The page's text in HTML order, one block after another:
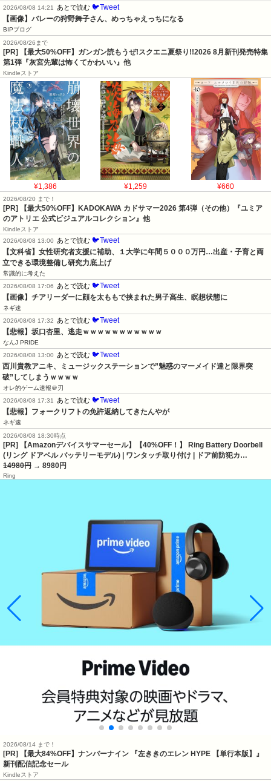
2026/08/08 14:21 あとで読む 🐦Tweet
【画像】バレーの狩野舞子さん、めっちゃえっちになる
BIPブログ
2026/08/26まで
[PR] 【最大50%OFF】ガンガン読もうぜ!スクエニ夏祭り!!2026 8月新刊発売特集
第1弾『灰宮先輩は怖くてかわいい』他
Kindleストア
¥1,386 ¥1,259 ¥660
2026/08/20 まで！
[PR]
【最大50%OFF】KADOKAWA カドサマー2026 第4弾（その他）『ユミア
のアトリエ 公式ビジュアルコレクション』他
Kindleストア
2026/08/08 13:00 あとで読む 🐦Tweet
【文科省】女性研究者支援に補助、１大学に年間５０００万円…出産・子育と両
立できる環境整備し研究力底上げ
常識的に考えた
2026/08/08 17:06 あとで読む 🐦Tweet
【画像】チアリーダーに顔を太ももで挟まれた男子高生、瞑想状態に
ネギ速
2026/08/08 17:32 あとで読む 🐦Tweet
【悲報】坂口杏里、逃走ｗｗｗｗｗｗｗｗｗｗｗ
なんJ PRIDE
2026/08/08 13:00 あとで読む 🐦Tweet
西川貴教アニキ、ミュージックステーションで”魅惑のマーメイド達と限界突
破”してしまうｗｗｗｗ
オレ的ゲーム速報＠刃
2026/08/08 17:31 あとで読む 🐦Tweet
【悲報】フォークリフトの免許返納してきたんやが
ネギ速
2026/08/08 18:30時点
[PR] 【Amazonデバイスサマーセール】【40%OFF！】 Ring Battery Doorbell
(リング ドアベル バッテリーモデル) | ワンタッチ取り付け | ドア前防犯カ…
14980円 → 8980円
Ring
2026/08/14 まで！
[PR] 【最大84%OFF】ナンバーナイン 『左ききのエレン HYPE 【単行本版】』
新刊配信記念セール
Kindleストア